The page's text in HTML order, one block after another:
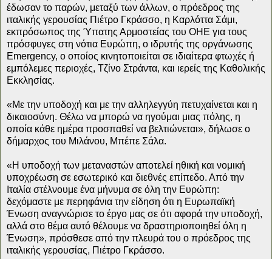
έδωσαν το παρών, μεταξύ των άλλων, ο πρόεδρος της
ιταλικής γερουσίας Πιέτρο Γκράσσο, η Καρλόττα Σάμι,
εκπρόσωπος της Ύπατης Αρμοστείας του ΟΗΕ για τους
πρόσφυγες στη νότια Ευρώπη, ο ιδρυτής της οργάνωσης
Εmergency, o οποίος κινητοποιείται σε ιδιαίτερα φτωχές ή
εμπόλεμες περιοχές, Τζίνο Στράντα, και ιερείς της Καθολικής
Εκκλησίας.
«Με την υποδοχή και με την αλληλεγγύη πετυχαίνεται και η
δικαιοσύνη. Θέλω να μπορώ να ηγούμαι μιας πόλης, η
οποία κάθε ημέρα προσπαθεί να βελτιώνεται», δήλωσε ο
δήμαρχος του Μιλάνου, Μπέπε Σάλα.
«Η υποδοχή των μεταναστών αποτελεί ηθική και νομική
υποχρέωση σε εσωτερικό και διεθνές επίπεδο. Από την
Ιταλία στέλνουμε ένα μήνυμα σε όλη την Ευρώπη:
δεχόμαστε με περηφάνια την είδηση ότι η Ευρωπαϊκή
Ένωση αναγνώρισε το έργο μας σε ότι αφορά την υποδοχή,
αλλά στο θέμα αυτό θέλουμε να δραστηριοποιηθεί όλη η
Ένωση», πρόσθεσε από την πλευρά του ο πρόεδρος της
ιταλικής γερουσίας, Πιέτρο Γκράσσο.